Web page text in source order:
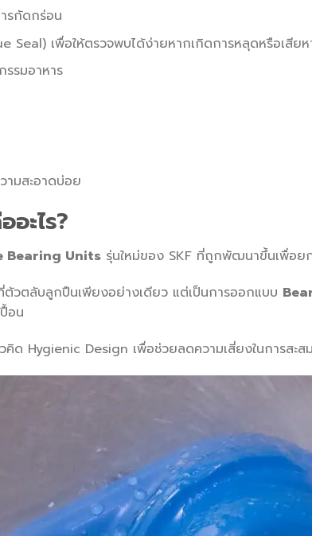
รกัดกร่อน
Seal) เพื่อให้ตรวจพบได้ง่ายหากเกิดการหลุดหรือเสีย
รรมอาหาร
ามสะอาดบ่อย
ะไร?
Bearing Units รุ่นใหม่ของ SKF ที่ถูกพัฒนาขึ้นเพื่อย
วตลับลูกปืนเพียงอย่างเดียว แต่เป็นการออกแบบ
อน
ด Hygienic Design เพื่อช่วยลดความเสี่ยงในการสะ